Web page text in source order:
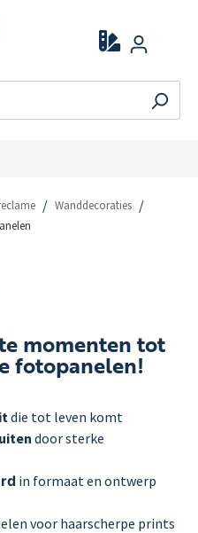
/ Wanddecoraties /
momenten tot
fotopanelen!
die tot leven komt
door sterke
in formaat en ontwerp
voor haarscherpe prints